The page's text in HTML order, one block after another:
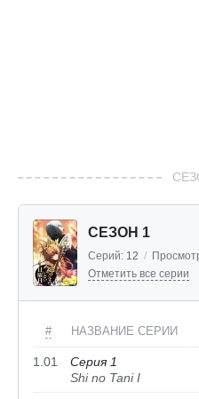
СЕЗОН 1
Серий: 12 /
Отметить все серии
# НАЗВАНИЕ СЕРИИ
1.01
Серия 1
Shi no Tani I